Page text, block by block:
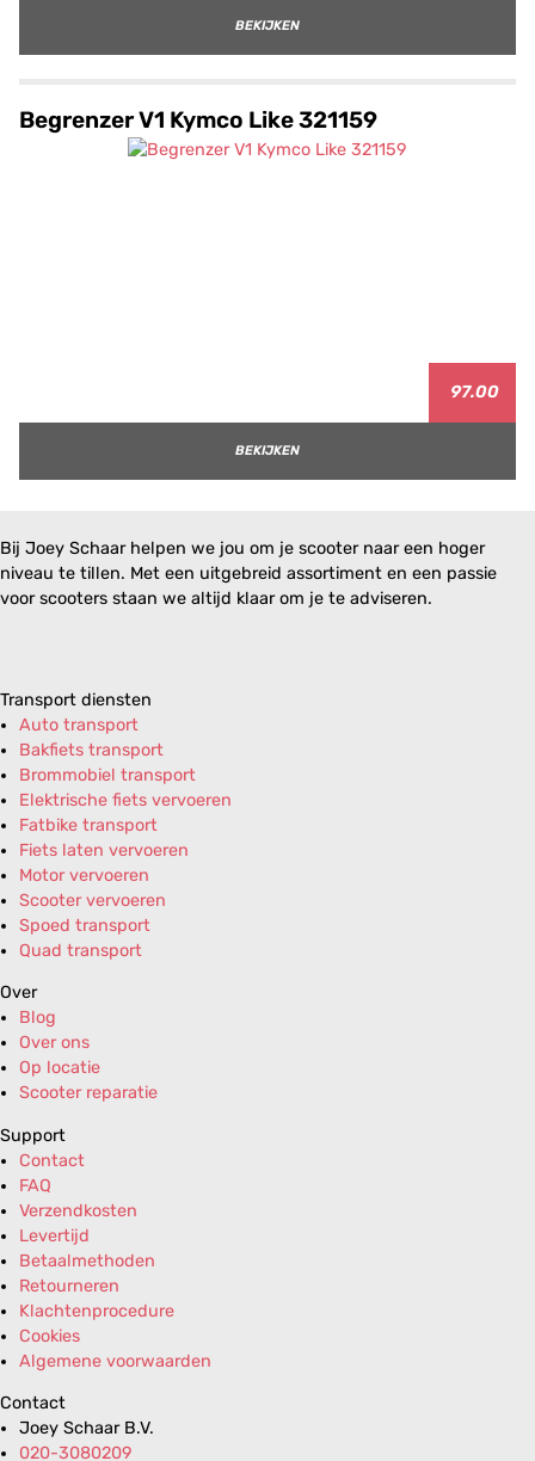
BEKIJKEN
Begrenzer V1 Kymco Like 321159
97.00
BEKIJKEN
Bij Joey Schaar helpen we jou om je scooter naar een hoger
niveau te tillen. Met een uitgebreid assortiment en een passie
voor scooters staan we altijd klaar om je te adviseren.
Transport diensten
Auto transport
Bakfiets transport
Brommobiel transport
Elektrische fiets vervoeren
Fatbike transport
Fiets laten vervoeren
Motor vervoeren
Scooter vervoeren
Spoed transport
Quad transport
Over
Blog
Over ons
Op locatie
Scooter reparatie
Support
Contact
FAQ
Verzendkosten
Levertijd
Betaalmethoden
Retourneren
Klachtenprocedure
Cookies
Algemene voorwaarden
Contact
Joey Schaar B.V.
020-3080209